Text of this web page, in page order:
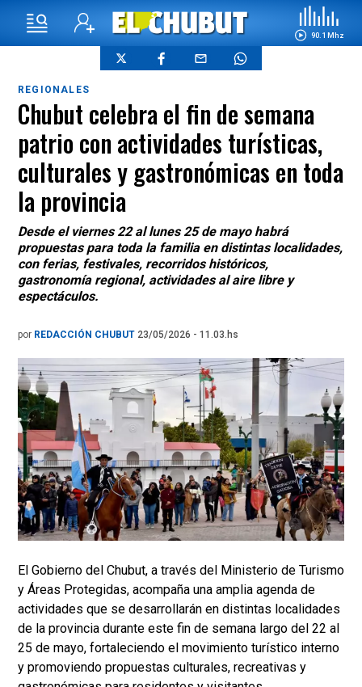
90.1 Mhz
REGIONALES
Chubut celebra el fin de semana
patrio con actividades turísticas,
culturales y gastronómicas en toda
la provincia
Desde el viernes 22 al lunes 25 de mayo habrá
propuestas para toda la familia en distintas localidades,
con ferias, festivales, recorridos históricos,
gastronomía regional, actividades al aire libre y
espectáculos.
por REDACCIÓN CHUBUT 23/05/2026 - 11.03.hs
El Gobierno del Chubut, a través del Ministerio de Turismo
y Áreas Protegidas, acompaña una amplia agenda de
actividades que se desarrollarán en distintas localidades
de la provincia durante este fin de semana largo del 22 al
25 de mayo, fortaleciendo el movimiento turístico interno
y promoviendo propuestas culturales, recreativas y